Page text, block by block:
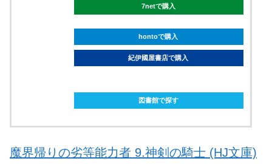
7netで購入
hontoで購入
紀伊國屋書店で購入
図書館で探す
魔界帰りの劣等能力者 9.神剣の騎士 (HJ文庫)